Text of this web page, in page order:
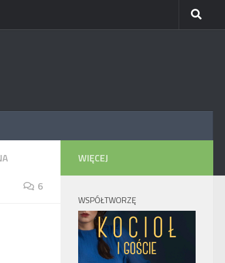
6
WIĘCEJ
WSPÓŁTWORZĘ